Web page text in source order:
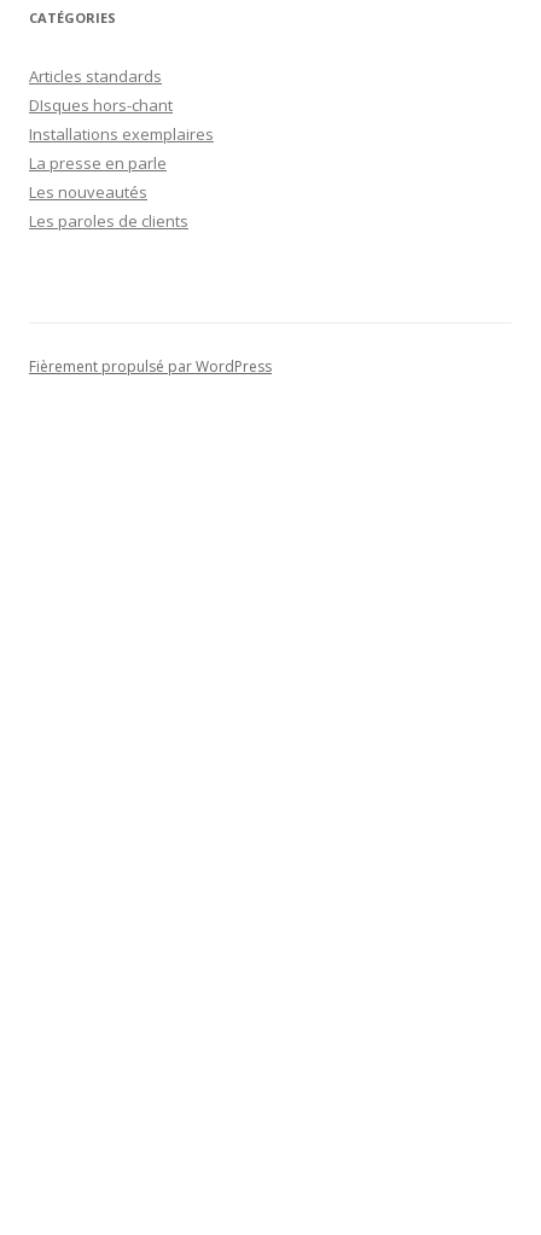
CATÉGORIES
Articles standards
DIsques hors-chant
Installations exemplaires
La presse en parle
Les nouveautés
Les paroles de clients
Fièrement propulsé par WordPress